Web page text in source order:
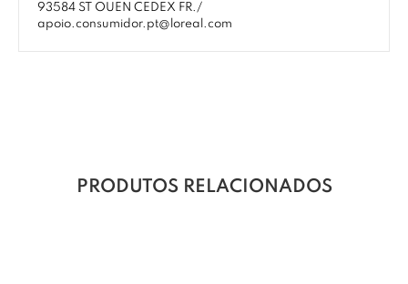
93584 ST OUEN CEDEX FR./
apoio.consumidor.pt@loreal.com
PRODUTOS RELACIONADOS